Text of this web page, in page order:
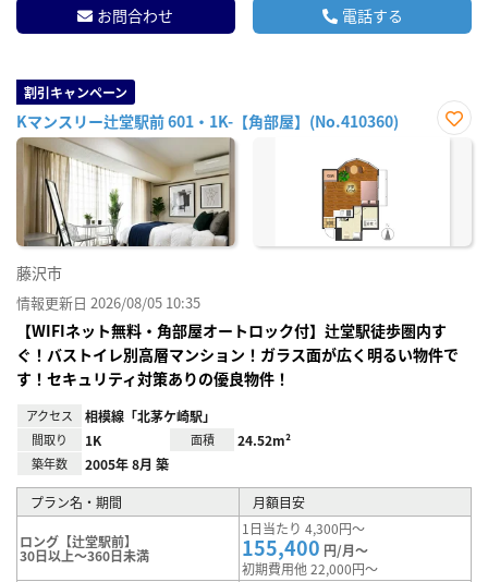
お問合わせ 電話する
割引キャンペーン
Kマンスリー辻堂駅前 601・1K-【角部屋】(No.410360)
お気
藤沢市
情報更新日 2026/08/05 10:35
【WIFIネット無料・角部屋オートロック付】辻堂駅徒歩圏内す
ぐ！バストイレ別高層マンション！ガラス面が広く明るい物件で
す！セキュリティ対策ありの優良物件！
アクセス 相模線「北茅ケ崎駅」
間取り 1K 面積 24.52m²
築年数 2005年 8月 築
プラン名・期間 月額目安
ロング【辻堂駅前】
30日以上～360日未満
1日当たり 4,300円～
155,400 円/月～
初期費用他 22,000円～